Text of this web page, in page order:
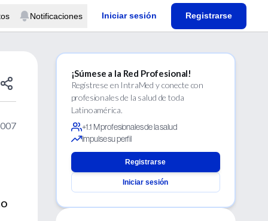
Notificaciones Iniciar sesión Registrarse
¡Súmese a la Red Profesional!
Regístrese en IntraMed y conecte con
profesionales de la salud de toda
Latinoamérica.
+1.1 M profesionales de la salud
Impulse su perfil
Registrarse
Iniciar sesión